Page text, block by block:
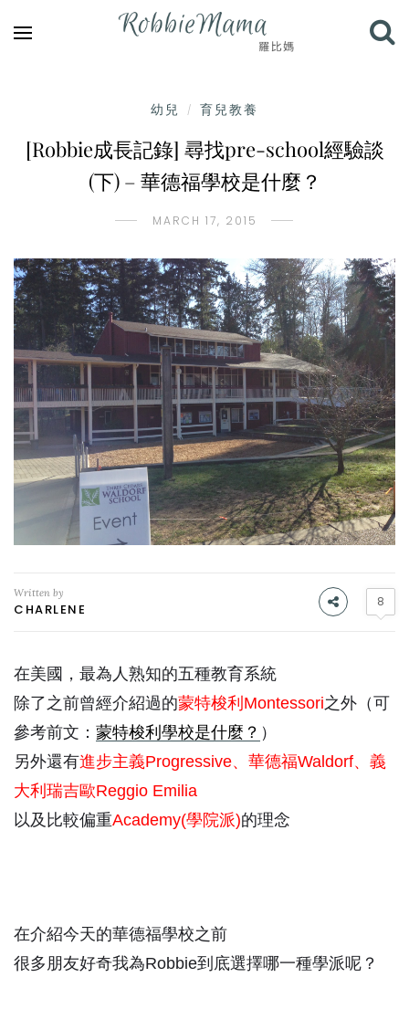
幼兒 / 育兒教養
[Robbie成長記錄] 尋找pre-school經驗談
(下) – 華德福學校是什麼？
MARCH 17, 2015
Written by
CHARLENE 8
在美國，最為人熟知的五種教育系統
除了之前曾經介紹過的蒙特梭利Montessori之外（可
參考前文： 蒙特梭利學校是什麼？ ）
另外還有進步主義Progressive、華德福Waldorf、義
大利瑞吉歐Reggio Emilia
以及比較偏重Academy(學院派)的理念
在介紹今天的華德福學校之前
很多朋友好奇我為Robbie到底選擇哪一種學派呢？